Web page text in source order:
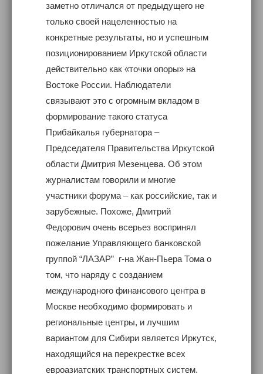
заметно отличался от предыдущего не
только своей нацеленностью на
конкретные результаты, но и успешным
позиционированием Иркутской области
действительно как «точки опоры» на
Востоке России. Наблюдатели
связывают это с огромным вкладом в
формирование такого статуса
Прибайкалья губернатора –
Председателя Правительства Иркутской
области Дмитрия Мезенцева. Об этом
журналистам говорили и многие
участники форума – как российские, так и
зарубежные. Похоже, Дмитрий
Федорович очень всерьез воспринял
пожелание Управляющего банковской
группой “ЛАЗАР” г-на Жан-Пьера Тома о
том, что наряду с созданием
международного финансового центра в
Москве необходимо формировать и
региональные центры, и лучшим
вариантом для Сибири является Иркутск,
находящийся на перекрестке всех
евроазиатских транспортных систем.